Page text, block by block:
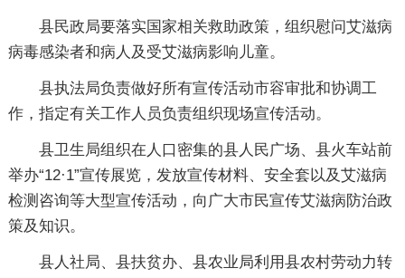
县民政局要落实国家相关救助政策，组织慰问艾滋病
病毒感染者和病人及受艾滋病影响儿童。
县执法局负责做好所有宣传活动市容审批和协调工
作，指定有关工作人员负责组织现场宣传活动。
县卫生局组织在人口密集的县人民广场、县火车站前
举办“12·1”宣传展览，发放宣传材料、安全套以及艾滋病
检测咨询等大型宣传活动，向广大市民宣传艾滋病防治政
策及知识。
县人社局、县扶贫办、县农业局利用县农村劳动力转